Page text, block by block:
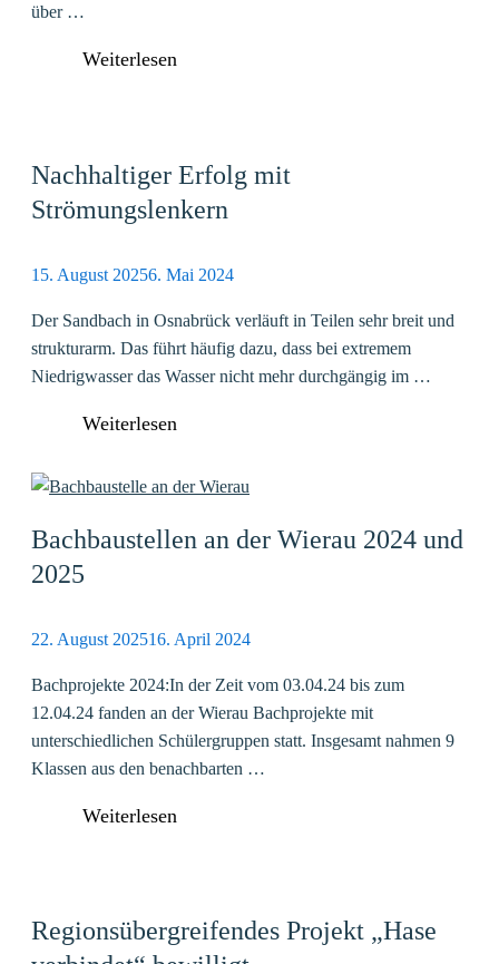
über …
Weiterlesen
Nachhaltiger Erfolg mit
Strömungslenkern
15. August 20256. Mai 2024
Der Sandbach in Osnabrück verläuft in Teilen sehr breit und
strukturarm. Das führt häufig dazu, dass bei extremem
Niedrigwasser das Wasser nicht mehr durchgängig im …
Weiterlesen
Bachbaustellen an der Wierau 2024 und
2025
22. August 202516. April 2024
Bachprojekte 2024:In der Zeit vom 03.04.24 bis zum
12.04.24 fanden an der Wierau Bachprojekte mit
unterschiedlichen Schülergruppen statt. Insgesamt nahmen 9
Klassen aus den benachbarten …
Weiterlesen
Regionsübergreifendes Projekt „Hase